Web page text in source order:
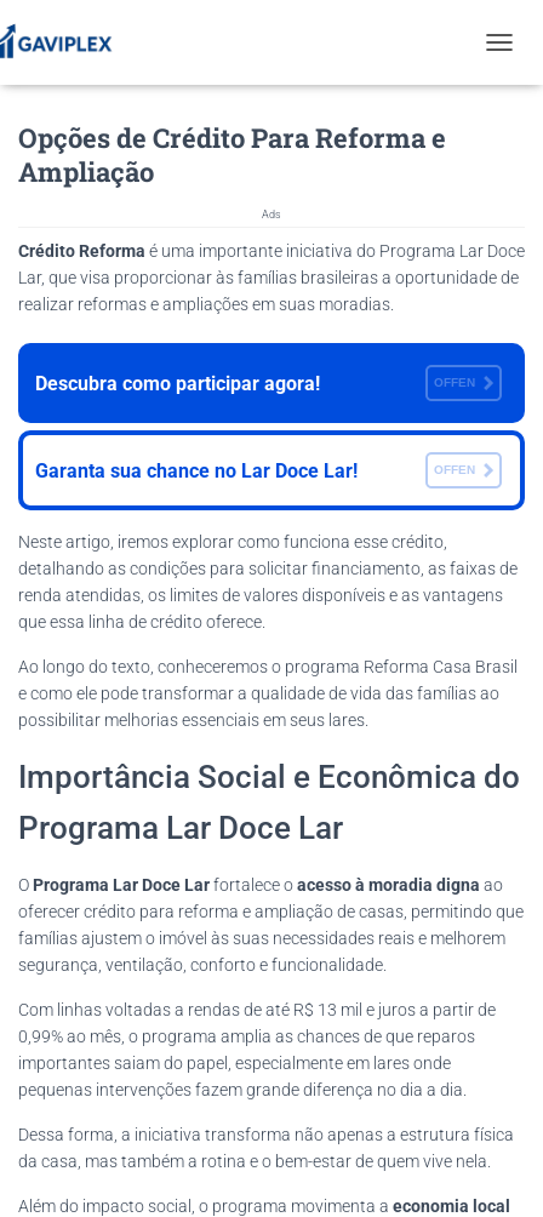
O
V
Opções de Crédito Para Reforma e
Ampliação
Ads
Crédito Reforma é uma importante iniciativa do Programa Lar Doce
Lar, que visa proporcionar às famílias brasileiras a oportunidade de
realizar reformas e ampliações em suas moradias.
Descubra como participar agora! OFFEN
Garanta sua chance no Lar Doce Lar! OFFEN
Neste artigo, iremos explorar como funciona esse crédito,
detalhando as condições para solicitar financiamento, as faixas de
renda atendidas, os limites de valores disponíveis e as vantagens
que essa linha de crédito oferece.
Ao longo do texto, conheceremos o programa Reforma Casa Brasil
e como ele pode transformar a qualidade de vida das famílias ao
possibilitar melhorias essenciais em seus lares.
Importância Social e Econômica do
Programa Lar Doce Lar
O Programa Lar Doce Larfortalece oacesso à moradia digna ao
oferecer crédito para reforma e ampliação de casas, permitindo que
famílias ajustem o imóvel às suas necessidades reais e melhorem
segurança, ventilação, conforto e funcionalidade.
Com linhas voltadas a rendas de até R$ 13 mil e juros a partir de
0,99% ao mês, o programa amplia as chances de que reparos
importantes saiam do papel, especialmente em lares onde
pequenas intervenções fazem grande diferença no dia a dia.
Dessa forma, a iniciativa transforma não apenas a estrutura física
da casa, mas também a rotina e o bem-estar de quem vive nela.
Além do impacto social, o programa movimenta a economia local